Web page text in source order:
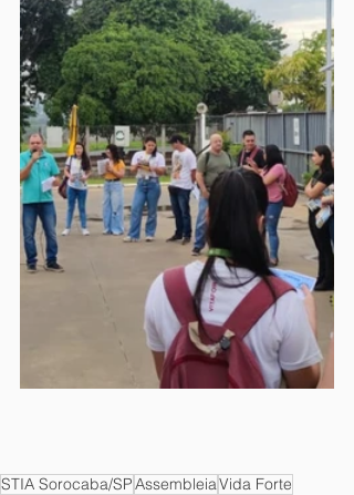
STIA Sorocaba/SPAssembleiaVida Forte